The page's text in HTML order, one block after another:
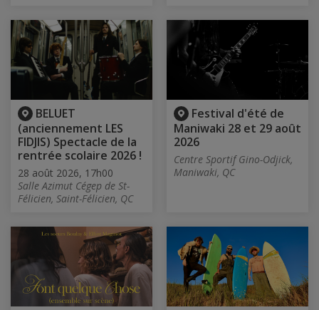
BELUET
(anciennement LES
FIDJIS) Spectacle de la
rentrée scolaire 2026 !
28 août 2026, 17h00
Salle Azimut Cégep de St-
Félicien, Saint-Félicien, QC
Festival d'été de
Maniwaki 28 et 29 août
2026
Centre Sportif Gino-Odjick,
Maniwaki, QC